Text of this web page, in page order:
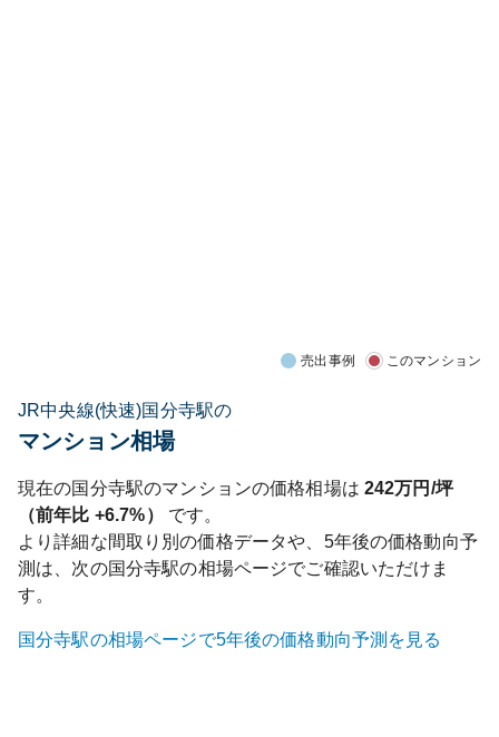
売出事例 このマンション
JR中央線(快速)国分寺駅の
マンション相場
現在の国分寺駅のマンションの価格相場は 242万円/坪
（前年比 +6.7%）
です。
より詳細な間取り別の価格データや、5年後の価格動向予
測は、次の国分寺駅の相場ページでご確認いただけま
す。
国分寺駅の相場ページで5年後の価格動向予測を見る